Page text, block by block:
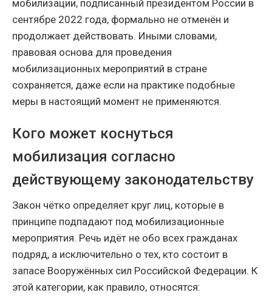
мобилизации, подписанный президентом России в
сентябре 2022 года, формально не отменён и
продолжает действовать. Иными словами,
правовая основа для проведения
мобилизационных мероприятий в стране
сохраняется, даже если на практике подобные
меры в настоящий момент не применяются.
Кого может коснуться
мобилизация согласно
действующему законодательству
Закон чётко определяет круг лиц, которые в
принципе подпадают под мобилизационные
мероприятия. Речь идёт не обо всех гражданах
подряд, а исключительно о тех, кто состоит в
запасе Вооружённых сил Российской Федерации. К
этой категории, как правило, относятся: